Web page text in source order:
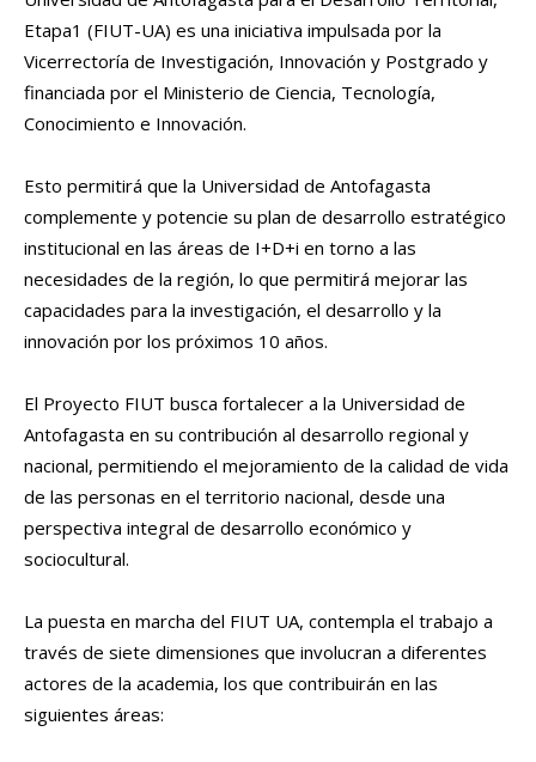
Etapa1 (FIUT-UA) es una iniciativa impulsada por la
Vicerrectoría de Investigación, Innovación y Postgrado y
financiada por el Ministerio de Ciencia, Tecnología,
Conocimiento e Innovación.
Esto permitirá que la Universidad de Antofagasta
complemente y potencie su plan de desarrollo estratégico
institucional en las áreas de I+D+i en torno a las
necesidades de la región, lo que permitirá mejorar las
capacidades para la investigación, el desarrollo y la
innovación por los próximos 10 años.
El Proyecto FIUT busca fortalecer a la Universidad de
Antofagasta en su contribución al desarrollo regional y
nacional, permitiendo el mejoramiento de la calidad de vida
de las personas en el territorio nacional, desde una
perspectiva integral de desarrollo económico y
sociocultural.
La puesta en marcha del FIUT UA, contempla el trabajo a
través de siete dimensiones que involucran a diferentes
actores de la academia, los que contribuirán en las
siguientes áreas: